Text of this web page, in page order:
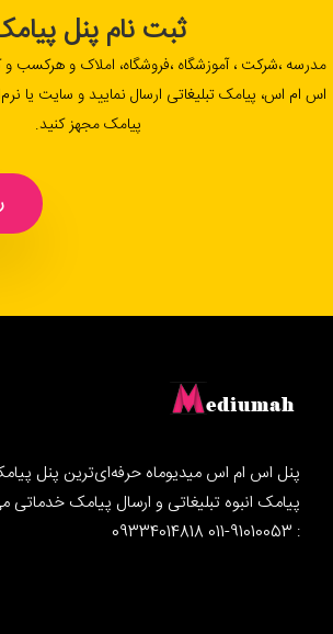
ثبت نام پنل
مدرسه ،شرکت ، آموزشگاه ،فروشگاه، املاک و هرکسب و
اس ام اس، پیامک تبلیغاتی ارسال نمایید و سایت یا
پیامک مجهز کنید.
پنل اس ام اس میدیوماه حرفه‌ای‌ترین پنل
پیامک انبوه تبلیغاتی و ارسال پیامک
: 91010053-011 09334014818